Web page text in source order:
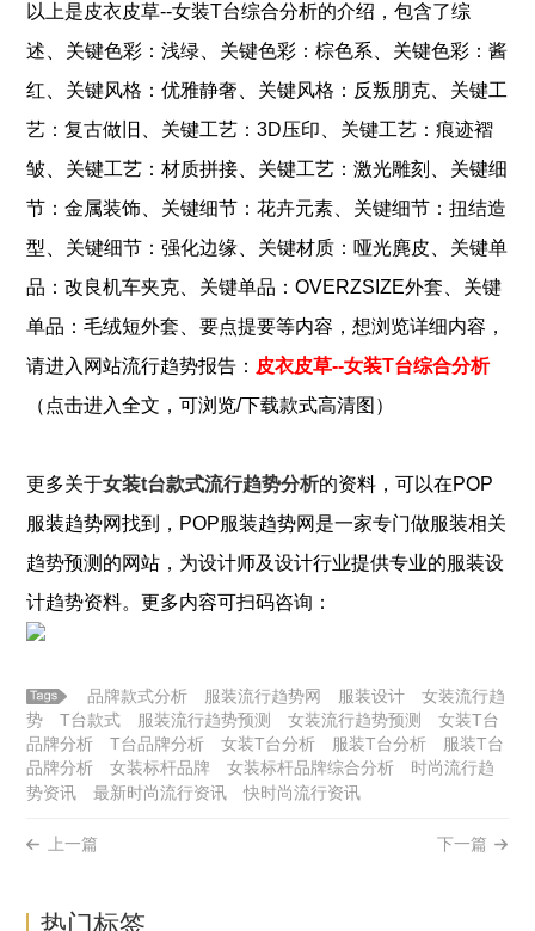
以上是皮衣皮草--女装T台综合分析的介绍，包含了综
述、 关键色彩：浅绿、 关键色彩：棕色系、 关键色彩：酱
红、 关键风格：优雅静奢、 关键风格：反叛朋克、 关键工
艺：复古做旧 、 关键工艺：3D压印、 关键工艺：痕迹褶
皱、 关键工艺：材质拼接、 关键工艺：激光雕刻 、 关键细
节：金属装饰、 关键细节：花卉元素、 关键细节：扭结造
型、 关键细节：强化边缘、 关键材质：哑光麂皮、 关键单
品：改良机车夹克、 关键单品：OVERZSIZE外套、 关键
单品：毛绒短外套、要点提要等内容，想浏览详细内容，
请进入网站流行趋势报告： 皮衣皮草--女装T台综合分析
（点击进入全文，可浏览/下载款式高清图）
更多关于女装t台款式流行趋势分析的资料，可以在POP
服装趋势网找到，POP服装趋势网是一家专门做服装相关
趋势预测的网站，为设计师及设计行业提供专业的服装设
计趋势资料。更多内容可扫码咨询：
品牌款式分析 服装流行趋势网 服装设计
女装流行趋
势
T台款式 服装流行趋势预测 女装流行趋势预测
女装T台
品牌分析
T台品牌分析 女装T台分析 服装T台分析
服装T台
品牌分析
女装标杆品牌 女装标杆品牌综合分析
时尚流行趋
势资讯
最新时尚流行资讯 快时尚流行资讯
上一篇 下一篇
热门标签